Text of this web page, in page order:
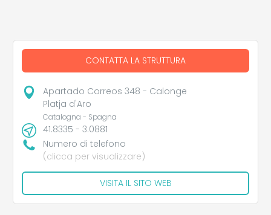
CONTATTA LA STRUTTURA
Apartado Correos 348 - Calonge
Platja d'Aro
Catalogna - Spagna
41.8335 - 3.0881
Numero di telefono
(clicca per visualizzare)
VISITA IL SITO WEB